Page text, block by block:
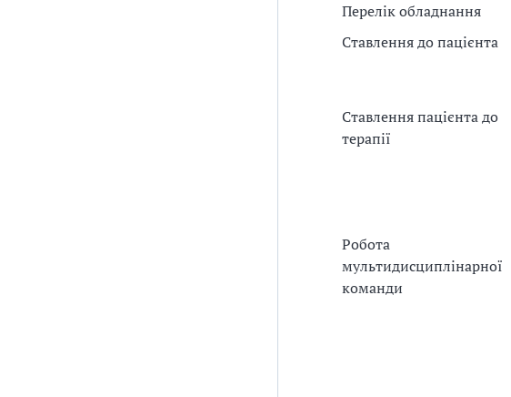
Перелік обладнання
Ставлення до пацієнта
Ставлення пацієнта до
терапії
Робота
мультидисциплінарної
команди